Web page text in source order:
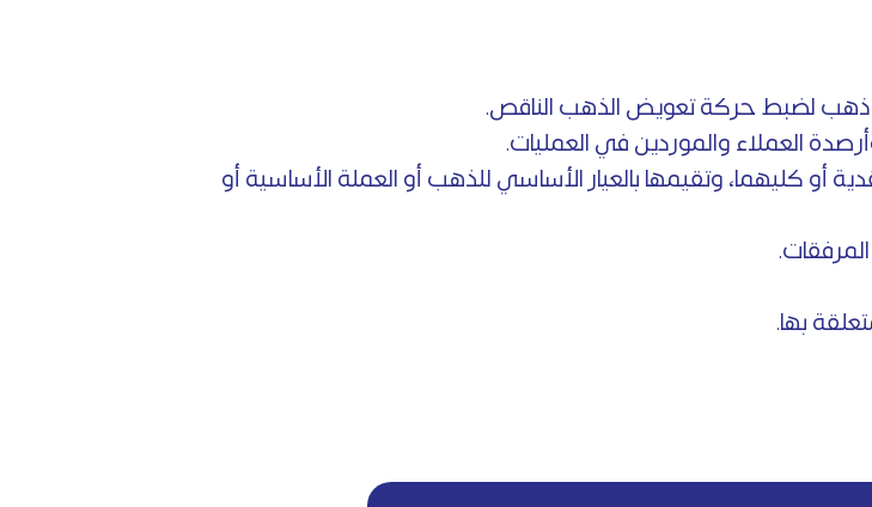
ذهب لضبط حركة تعويض الذهب الناقص.
العملاء والموردين في العمليات.
أو كليهما، وتقيمها بالعيار الأساسي للذهب أو العملة الأساسية أو
بها.